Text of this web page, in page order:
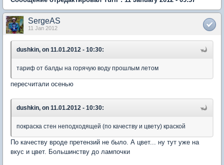
SergeAS
11 Jan 2012
dushkin, on 11.01.2012 - 10:30:
тариф от балды на горячую воду прошлым летом
пересчитали осенью
dushkin, on 11.01.2012 - 10:30:
покраска стен неподходящей (по качеству и цвету) краской
По качеству вроде претензий не было. А цвет... ну тут уже на
вкус и цвет. Большинству до лампочки